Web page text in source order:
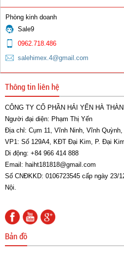
Cáp hàn
Phòng kinh doanh
Sale9
0962.718.486
salehimex.4@gmail.com
Thông tin liên hệ
CÔNG TY CỔ PHẦN HẢI YẾN HÀ
Người đại diện: Phạm Thị Yến
Địa chỉ: Cụm 11, Vĩnh Ninh, Vĩnh Quỳnh,
VP1: Số 129A4, KĐT Đại Kim, P. Đại
Di động: +84 966 414 888
Email: haiht181818@gmail.com
Số CNĐKKD: 0106723545 cấp ngày 23/
Nội.
Bản đồ